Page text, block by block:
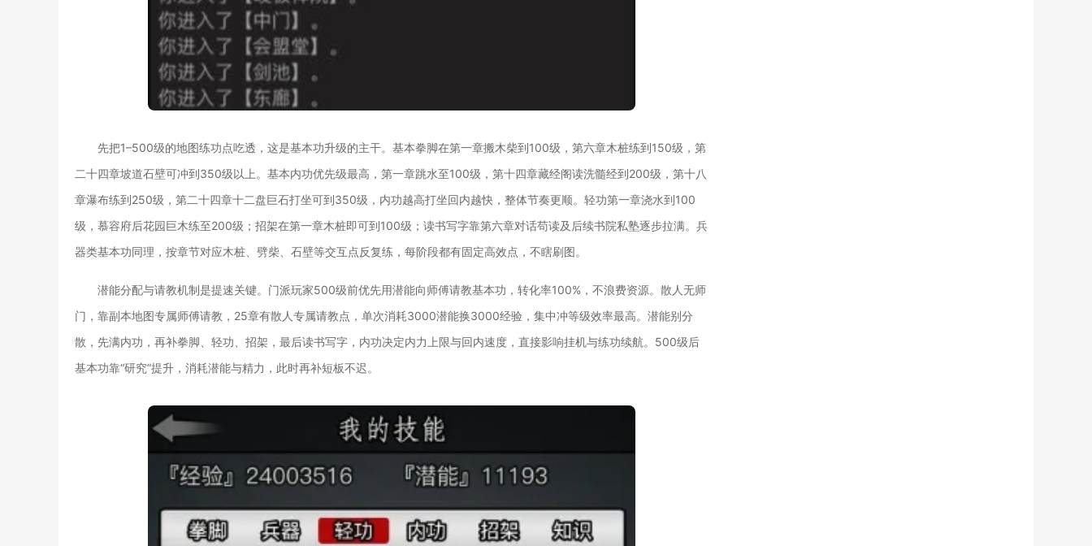
先把1–500级的地图练功点吃透，这是基本功升级的主干。基本拳脚在第一章搬木柴到100级，第六章木桩练到150级，第
二十四章坡道石壁可冲到350级以上。基本内功优先级最高，第一章跳水至100级，第十四章藏经阁读洗髓经到200级，第十八
章瀑布练到250级，第二十四章十二盘巨石打坐可到350级，内功越高打坐回内越快，整体节奏更顺。轻功第一章浇水到100
级，慕容府后花园巨木练至200级；招架在第一章木桩即可到100级；读书写字靠第六章对话苟读及后续书院私塾逐步拉满。兵
器类基本功同理，按章节对应木桩、劈柴、石壁等交互点反复练，每阶段都有固定高效点，不瞎刷图。
潜能分配与请教机制是提速关键。门派玩家500级前优先用潜能向师傅请教基本功，转化率100%，不浪费资源。散人无师
门，靠副本地图专属师傅请教，25章有散人专属请教点，单次消耗3000潜能换3000经验，集中冲等级效率最高。潜能别分
散，先满内功，再补拳脚、轻功、招架，最后读书写字，内功决定内力上限与回内速度，直接影响挂机与练功续航。500级后
基本功靠“研究”提升，消耗潜能与精力，此时再补短板不迟。